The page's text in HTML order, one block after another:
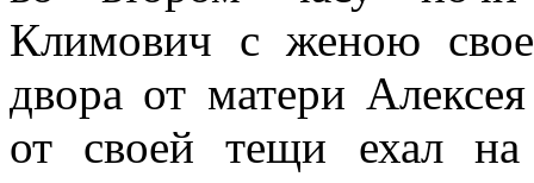
Климович с женою
двора от матери
от своей тещи ехал